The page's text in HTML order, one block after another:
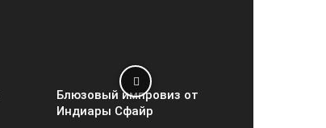
Блюзовый импровиз от
Индиары Сфайр